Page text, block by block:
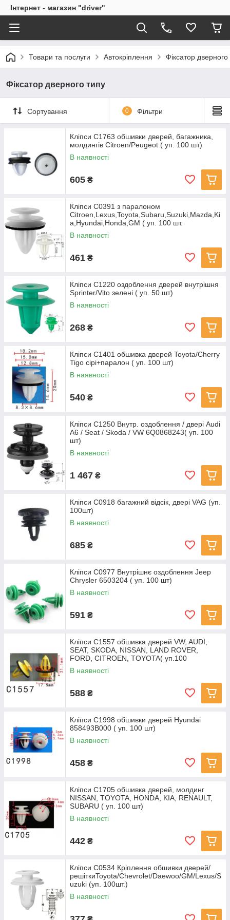
Інтернет - магазин "driver"
Товари та послуги Автокріплення Фіксатор дверного
Фіксатор дверного типу
Сортування 0 Фільтри
Кліпси C1763 обшивки дверей, багажника,
молдингів Citroen/Peugeot ( уп. 100 шт)
В наявності
605 ₴
Кліпси C0391 з паралоном
Citroen,Lexus,Toyota,Subaru,Suzuki,Mazda,Ki
a,Hyundai,Honda,GM ( уп. 100 шт.
В наявності
461 ₴
Кліпси C1220 оздоблення дверей внутрішня
Sprinter/Vito зелені ( уп. 50 шт)
В наявності
268 ₴
Кліпси C1401 обшивка дверей Toyota/Cherry
Tigo сірі+паралон ( уп. 100 шт)
В наявності
540 ₴
Кліпси C1250 Внутр. оздоблення / двері Audi
A6 / Seat / Skoda / VW 6Q0868243( уп. 100
шт)
В наявності
1 467 ₴
Кліпси C0918 багажний відсік, двері VAG (уп.
100шт)
В наявності
685 ₴
Кліпси C0977 Внутрішнє оздоблення Jeep
Chrysler 6503204 ( уп. 100 шт)
В наявності
591 ₴
Кліпси C1557 обшивка дверей VW, AUDI,
SEAT, SKODA, NISSAN, LAND ROVER,
FORD, CITROEN, TOYOTA( уп.100
В наявності
588 ₴
Кліпси C1998 обшивки дверей Hyundai
858493B000 ( уп. 100 шт)
В наявності
458 ₴
Кліпси C1705 обшивка дверей, молдинг
NISSAN, TOYOTA, HONDA, KIA, RENAULT,
SUBARU ( уп. 100 шт)
В наявності
442 ₴
Кліпси C0534 Кріплення обшивки дверей/
решіткиToyota/Chevrolet/Daewoo/GM/Lexus/S
uzuki (уп. 100шт.)
В наявності